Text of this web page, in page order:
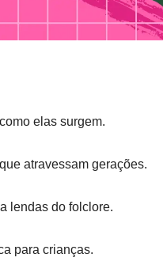
elas surgem.
atravessam gerações.
lendas do folclore.
para crianças.